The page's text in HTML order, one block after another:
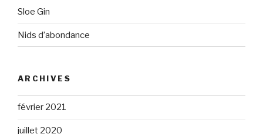
Sloe Gin
Nids d’abondance
ARCHIVES
février 2021
juillet 2020